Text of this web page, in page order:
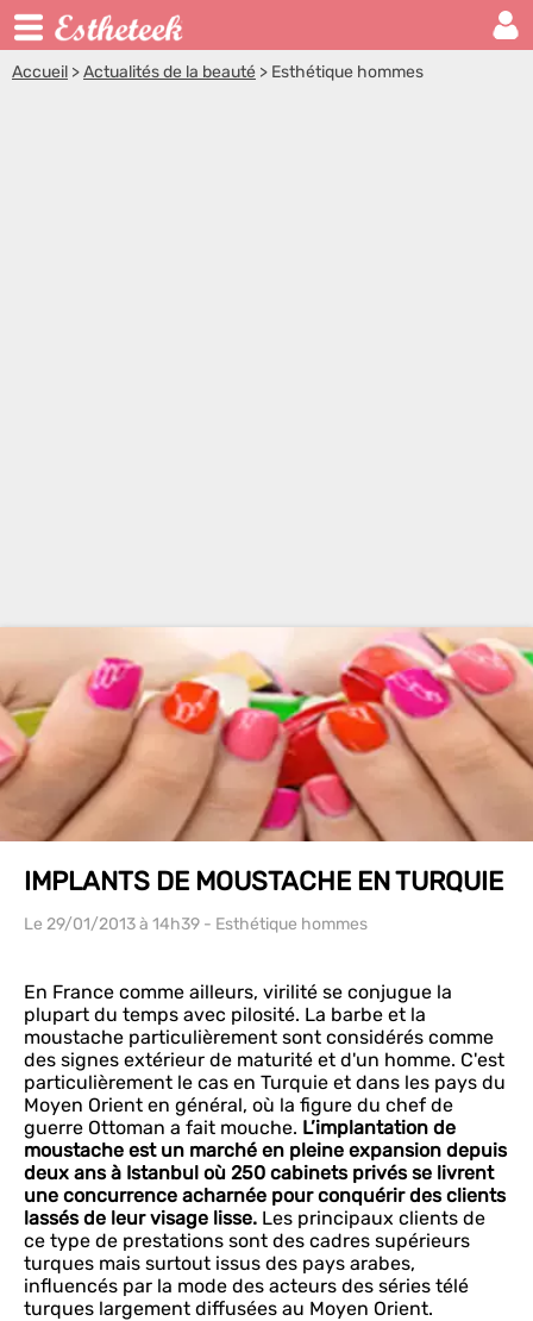
Accueil >Actualités de la beauté > Esthétique hommes
IMPLANTS DE MOUSTACHE EN TURQUIE
Le 29/01/2013à 14h39 - Esthétique hommes
En France comme ailleurs, virilité se conjugue la
plupart du temps avec pilosité. La barbe et la
moustache particulièrement sont considérés comme
des signes extérieur de maturité et d'un homme. C'est
particulièrement le cas en Turquie et dans les pays du
Moyen Orient en général, où la figure du chef de
guerre Ottoman a fait mouche. L’implantation de
moustache est un marché en pleine expansion depuis
deux ans à Istanbul où 250 cabinets privés se livrent
une concurrence acharnée pour conquérir des clients
lassés de leur visage lisse. Les principaux clients de
ce type de prestations sont des cadres supérieurs
turques mais surtout issus des pays arabes,
influencés par la mode des acteurs des séries télé
turques largement diffusées au Moyen Orient.